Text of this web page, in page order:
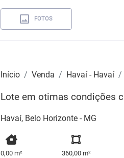
FOTOS
Início Venda Havaí - Havaí
Lote em otimas condições
Havaí, Belo Horizonte - MG
0,00 m² 360,00 m²